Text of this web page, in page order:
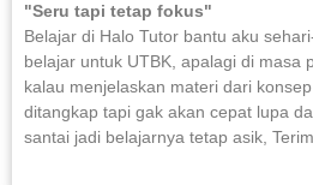
"Seru tapi tetap fokus"
Belajar di Halo Tutor bantu aku
belajar untuk UTBK, apalagi di masa
kalau menjelaskan materi dari
ditangkap tapi gak akan cepat lupa
santai jadi belajarnya tetap asik,